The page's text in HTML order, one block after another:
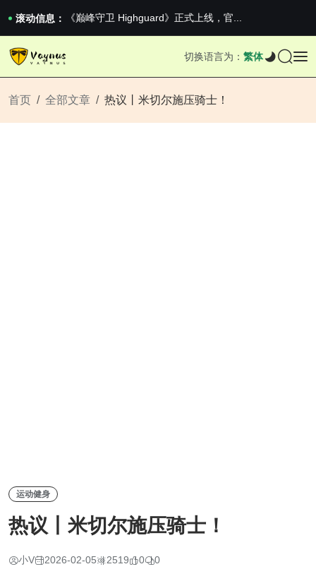
滚动信息：
《巅峰守卫 Highguard》正式上线，官...
男生找对象最重要的是什么？太真实了
2026澳网男单收官：全满贯对上全满亚，德约...
切换语言为： 繁体
首页 全部文章 热议丨米切尔施压骑士！
运动健身
热议丨米切尔施压骑士！
小V 2026-02-05 2519 0 0